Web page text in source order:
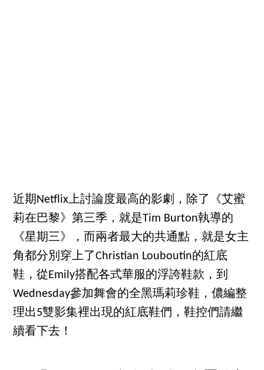
近期Netflix上討論度最高的影劇，除了《艾蜜
莉在巴黎》第三季，就是Tim Burton執導的
《星期三》，而兩者最大的共通點，就是女主
角都分別穿上了Christian Louboutin的紅底
鞋，從Emily搭配各式華服的浮誇鞋款，到
Wednesday參加舞會的全黑瑪莉珍鞋，儂編整
理出5雙影集裡出現的紅底鞋們，鞋控們請繼
續看下去！